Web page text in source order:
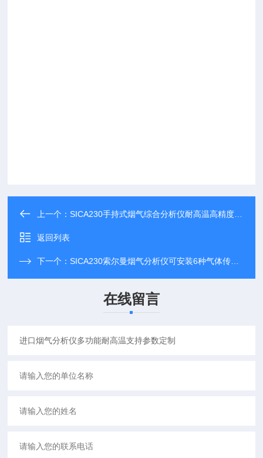
上一个：SICA230手持式烟气综合分析仪耐高温高精度仪器
返回列表
下一个：SICA230索尔曼烟气分析仪可安装6种气体传感器
在线留言